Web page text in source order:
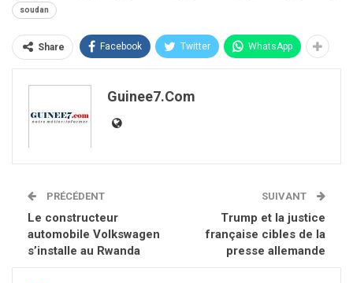
soudan
Share Facebook Twitter WhatsApp
Guinee7.com
PRÉCÉDENT
Le constructeur
automobile Volkswagen
s’installe au Rwanda
SUIVANT
Trump et la justice
française cibles de la
presse allemande